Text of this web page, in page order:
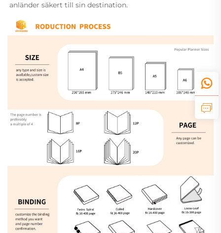
anländer säkert till sin destination.